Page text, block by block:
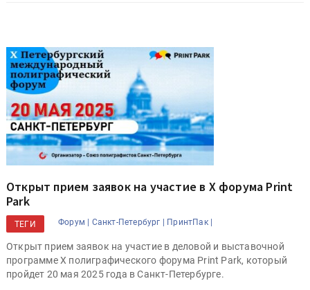
Открыт прием заявок на участие в X форума Print
Park
ТЕГИ Форум | Санкт-Петербург | ПринтПак |
Открыт прием заявок на участие в деловой и выставочной
программе X полиграфического форума Print Park, который
пройдет 20 мая 2025 года в Санкт-Петербурге.